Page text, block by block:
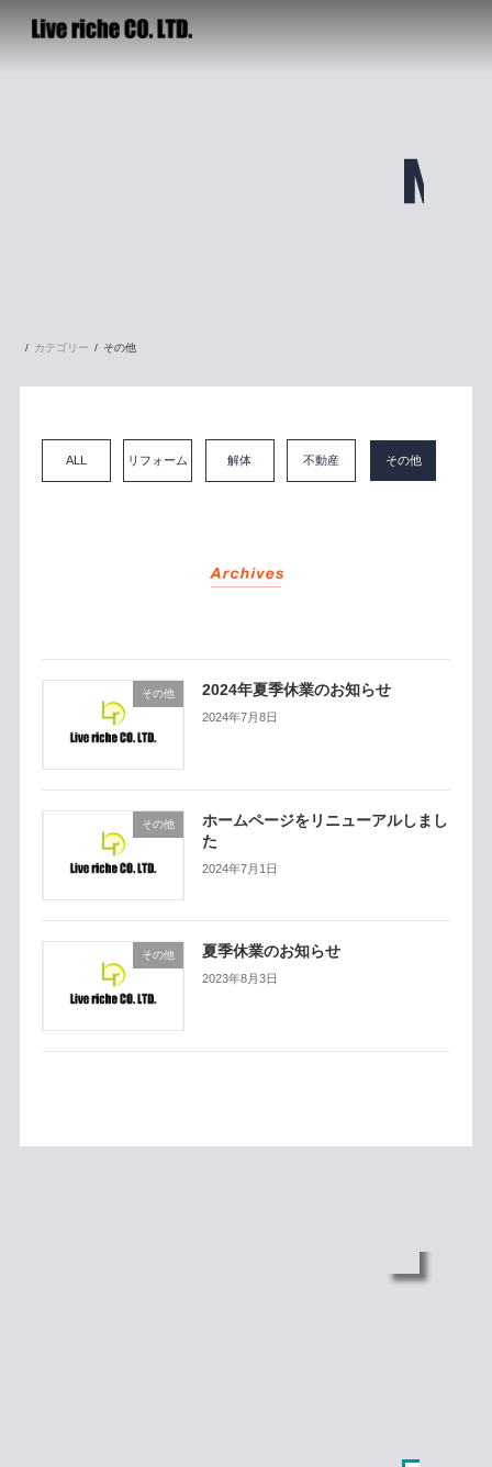
カテゴリー その他
ALL リフォーム 解体 不動産 その他
その他 2024年夏季休業のお知らせ
2024年7月8日
その他
ホームページをリニューアルしまし
た
2024年7月1日
その他 夏季休業のお知らせ
2023年8月3日
O